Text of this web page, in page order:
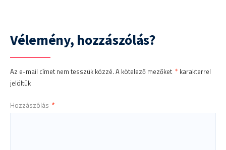
Vélemény, hozzászólás?
Az e-mail címet nem tesszük közzé. A kötelező mezőket * karakterrel
jelöltük
Hozzászólás *